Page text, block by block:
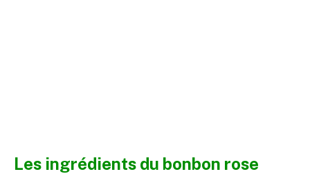
Les ingrédients du bonbon rose